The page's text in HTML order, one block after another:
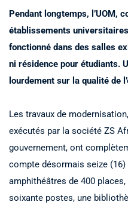
Pendant longtemps, l’UOM,
établissements
fonctionné dans des salles
ni résidence pour étudiants.
lourdement sur la qualité de
Les travaux de
exécutés par la société ZS
gouvernement, ont
compte désormais seize
amphithéâtres de 400
soixante postes, une